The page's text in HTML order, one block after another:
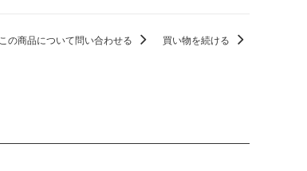
この商品について問い合わせる 買い物を続ける